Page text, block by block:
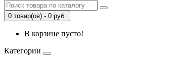
0 товар(ов) - 0 руб.
В корзине пусто!
Категории